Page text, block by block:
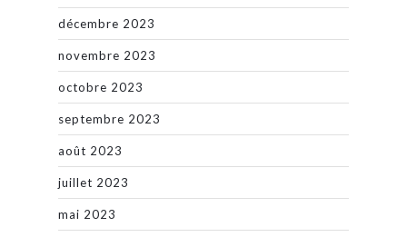
décembre 2023
novembre 2023
octobre 2023
septembre 2023
août 2023
juillet 2023
mai 2023